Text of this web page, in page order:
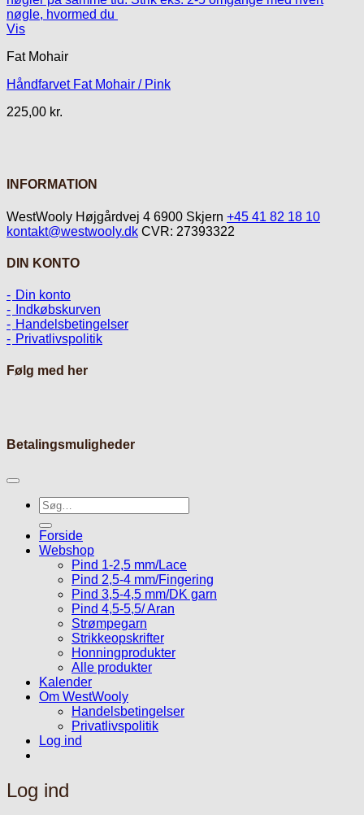
Vis
Fat Mohair
Håndfarvet Fat Mohair / Pink
225,00 kr.
INFORMATION
WestWooly Højgårdvej 4 6900 Skjern +45 41 82 18 10
kontakt@westwooly.dk CVR: 27393322
DIN KONTO
Din konto
Indkøbskurven
Handelsbetingelser
Privatlivspolitik
Følg med her
Betalingsmuligheder
Søg
efter:
Forside
Webshop
Pind 1-2,5 mm/Lace
Pind 2,5-4 mm/Fingering
Pind 3,5-4,5 mm/DK garn
Pind 4,5-5,5/ Aran
Strømpegarn
Strikkeopskrifter
Honningprodukter
Alle produkter
Kalender
Om WestWooly
Handelsbetingelser
Privatlivspolitik
Log ind
Log ind